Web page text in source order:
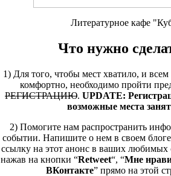
Литературное кафе
Что нужно
1) Для того, чтобы мест хватило, и
комфортно, необходимо пройти
РЕГИСТРАЦИЮ. UPDATE:
возможные места
2) Помогите нам распространить
событии. Напишите о нем в своем
ссылку на этот анонс в ваших любимых
нажав на кнопки “Retweet“, “Мне
ВКонтакте” прямо на этой